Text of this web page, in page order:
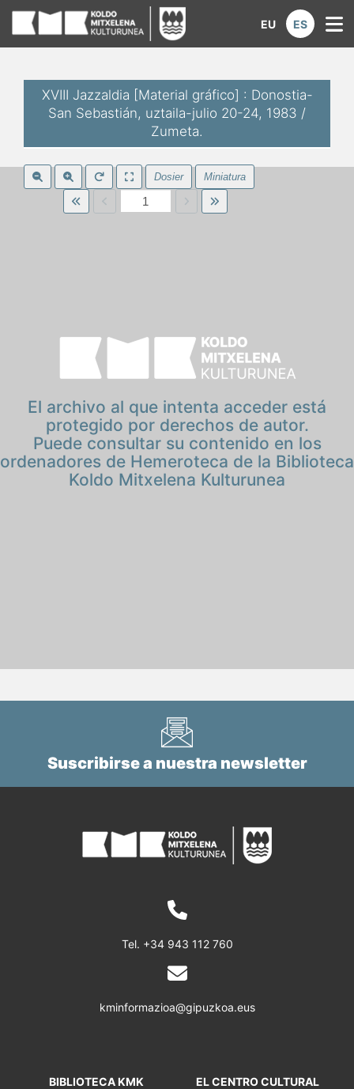
Koldo Mitxelena Kulturunea |
EU ES
XVIII Jazzaldia [Material gráfico] : Donostia-
San Sebastián, uztaila-julio 20-24, 1983 /
Zumeta.
Dosier Miniatura
El archivo al que intenta acceder está
protegido por derechos de autor.
Puede consultar su contenido en los
ordenadores de Hemeroteca de la Biblioteca
Koldo Mitxelena Kulturunea
Suscribirse a nuestra newsletter
Tel. +34 943 112 760
kminformazioa@gipuzkoa.eus
BIBLIOTECA KMK
EL CENTRO CULTURAL